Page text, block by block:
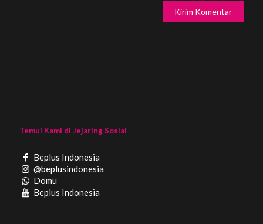
Temui Kami di Jejaring Sosial
Beplus Indonesia
@beplusindonesia
Domu
Beplus Indonesia